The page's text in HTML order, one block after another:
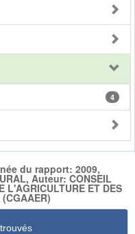
4
du rapport: 2009,
Auteur: CONSEIL
L'AGRICULTURE ET DES
(CGAAER)